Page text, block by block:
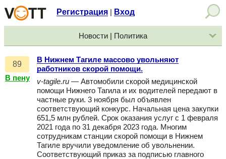
Регистрация Вход
Новости | Политика
89
В пену
В Нижнем Тагиле массово увольняют
работников скорой помощи.
v-tagile.ru — Автомобили скорой медицинской
помощи Нижнего Тагила и их водителей передают в
частные руки. 3 ноября был объявлен
соответствующий конкурс. Начальная цена закупки
651,5 млн рублей. Срок оказания услуг с 1 февраля
2021 года по 31 декабря 2023 года. Многим
сотрудникам станции скорой помощи в Нижнем
Тагиле вручили уведомление об увольнении.
Соответствующий приказ за подписью главного